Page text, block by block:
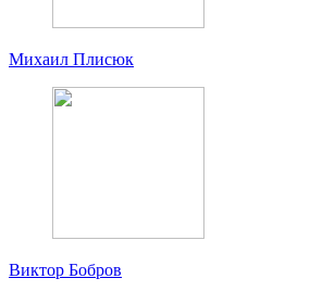
Михаил Плисюк
Виктор Бобров